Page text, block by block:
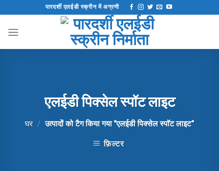
छोड़कर
सामग्री
पारदर्शी एलईडी स्क्रीन में अग्रणी
एलईडी पिक्सेल स्पॉट लाइट
घर / उत्पादों को टैग किया गया "एलईडी पिक्सेल स्पॉट लाइट”
फ़िल्टर